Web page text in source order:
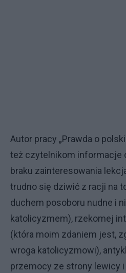
Autor pracy „Prawda o
też czytelnikom informacje
braku zainteresowania
trudno się dziwić z racji na
duchem posoboru nudne i
katolicyzmem), rzekomej
(która moim zdaniem jest,
wroga katolicyzmowi),
przemocy ze strony lewicy i